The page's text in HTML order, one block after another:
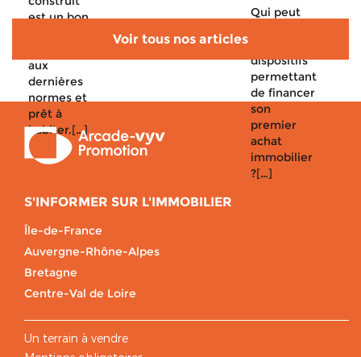
est un bon
aux
dernières
normes et
prêt à
habiter.[…]
Qui peut
dispositifs
permettant
de financer
son
premier
achat
immobilier
?[…]
Voir tous nos articles
S'INFORMER SUR L'IMMOBILIER
Île-de-France
Auvergne-Rhône-Alpes
Bretagne
Centre-Val de Loire
Un terrain à vendre